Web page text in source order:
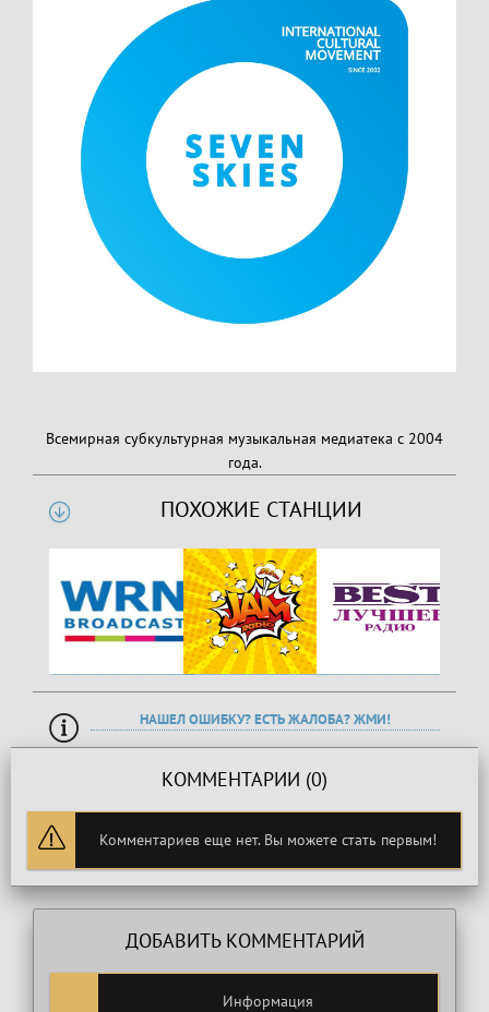
Всемирная субкультурная музыкальная медиатека с 2004
года.
ПОХОЖИЕ СТАНЦИИ
НАШЕЛ ОШИБКУ? ЕСТЬ ЖАЛОБА? ЖМИ!
КОММЕНТАРИИ (0)
Комментариев еще нет. Вы можете стать первым!
ДОБАВИТЬ КОММЕНТАРИЙ
Информация